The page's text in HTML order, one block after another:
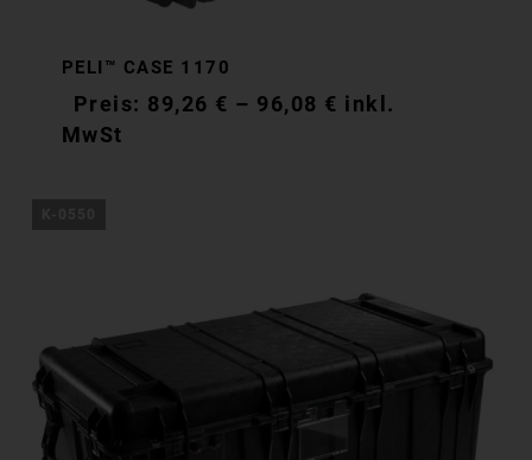
PELI™ CASE 1170
89,26 € – 96,08 € inkl.
MwSt